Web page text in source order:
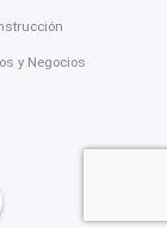
y Negocios